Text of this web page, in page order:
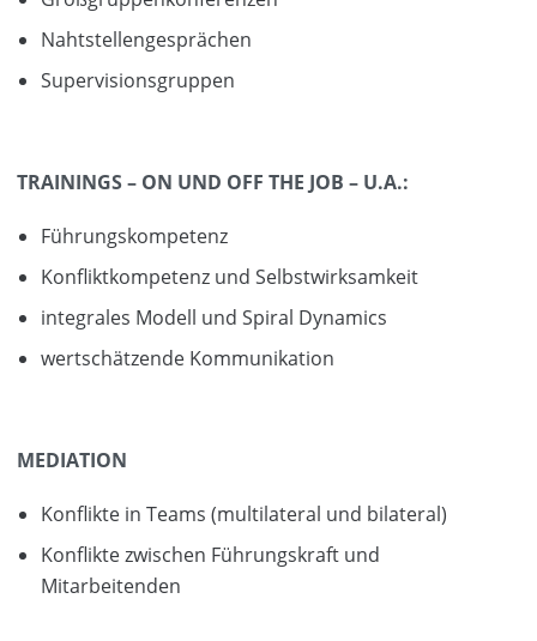
Nahtstellengesprächen
Supervisionsgruppen
TRAININGS – ON UND OFF THE JOB – U.A.:
Führungskompetenz
Konfliktkompetenz und Selbstwirksamkeit
integrales Modell und Spiral Dynamics
wertschätzende Kommunikation
MEDIATION
Konflikte in Teams (multilateral und bilateral)
Konflikte zwischen Führungskraft und
Mitarbeitenden